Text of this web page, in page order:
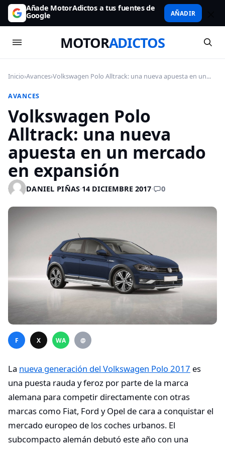
Añade MotorAdictos a tus fuentes de
Google AÑADIR
MOTORADICTOS
Inicio›Avances›Volkswagen Polo Alltrack: una nueva apuesta en un...
AVANCES
Volkswagen Polo
Alltrack: una nueva
apuesta en un mercado
en expansión
DANIEL PIÑAS·14 DICIEMBRE 2017· 0
F X WA @
La nueva generación del Volkswagen Polo 2017 es
una puesta rauda y feroz por parte de la marca
alemana para competir directamente con otras
marcas como Fiat, Ford y Opel de cara a conquistar el
mercado europeo de los coches urbanos. El
subcompacto alemán debutó este año con una